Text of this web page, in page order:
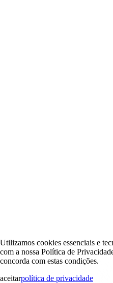
Utilizamos cookies essenciais e
com a nossa Política de
concorda com estas condições.
aceitarpolítica de privacidade